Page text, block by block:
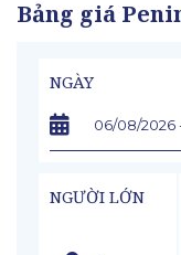
Bảng giá
NGÀY
NGƯỜI LỚN